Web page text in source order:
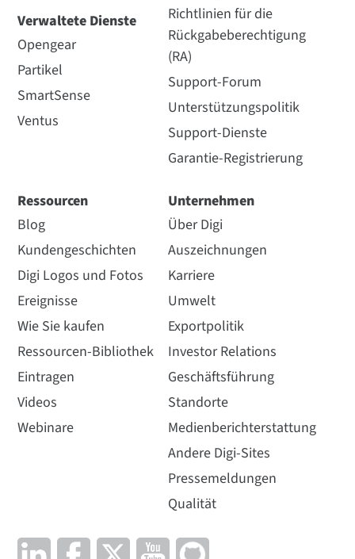
Verwaltete Dienste
Opengear
Partikel
SmartSense
Ventus
Richtlinien für die
Rückgabeberechtigung
(RA)
Support-Forum
Unterstützungspolitik
Support-Dienste
Garantie-Registrierung
Ressourcen
Blog
Kundengeschichten
Digi Logos und Fotos
Ereignisse
Wie Sie kaufen
Ressourcen-Bibliothek
Eintragen
Videos
Webinare
Unternehmen
Über Digi
Auszeichnungen
Karriere
Umwelt
Exportpolitik
Investor Relations
Geschäftsführung
Standorte
Medienberichterstattung
Andere Digi-Sites
Pressemeldungen
Qualität